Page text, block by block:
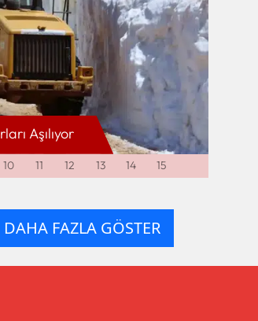
Aşılıyor
10 11 12 13 14 15
DAHA FAZLA GÖSTER